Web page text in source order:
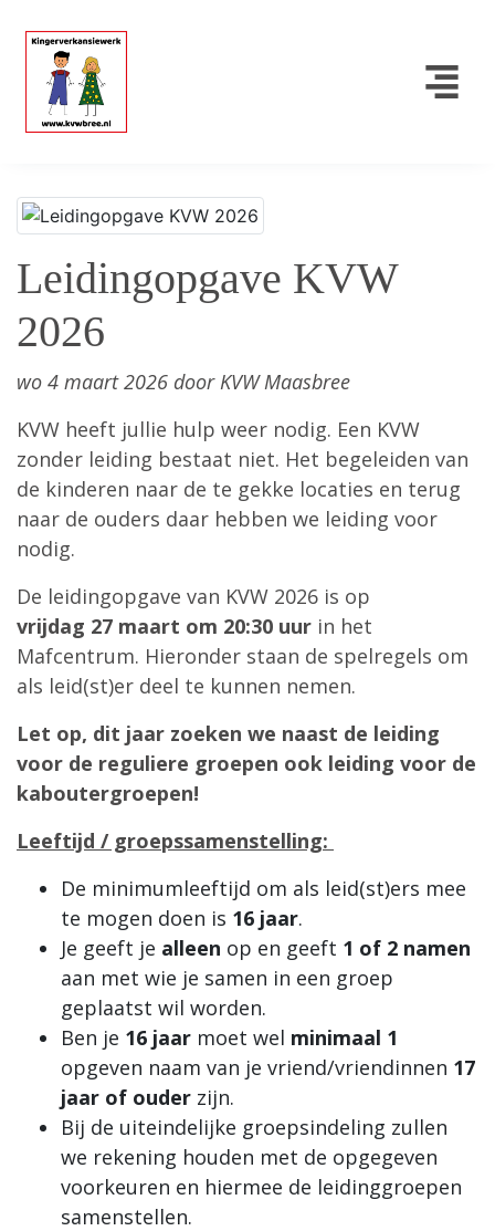
Leidingopgave KVW
2026
wo 4 maart 2026 door KVW Maasbree
KVW heeft jullie hulp weer nodig. Een KVW
zonder leiding bestaat niet. Het begeleiden van
de kinderen naar de te gekke locaties en terug
naar de ouders daar hebben we leiding voor
nodig.
De leidingopgave van KVW 2026 is op
vrijdag 27 maart om 20:30 uur in het
Mafcentrum. Hieronder staan de spelregels om
als leid(st)er deel te kunnen nemen.
Let op, dit jaar zoeken we naast de leiding
voor de reguliere groepen ook leiding voor de
kaboutergroepen!
Leeftijd / groepssamenstelling:
De minimumleeftijd om als leid(st)ers mee
te mogen doen is 16 jaar.
Je geeft je alleen op en geeft 1 of 2 namen
aan met wie je samen in een groep
geplaatst wil worden.
Ben je 16 jaar moet wel minimaal 1
opgeven naam van je vriend/vriendinnen 17
jaar of ouder zijn.
Bij de uiteindelijke groepsindeling zullen
we rekening houden met de opgegeven
voorkeuren en hiermee de leidinggroepen
samenstellen.